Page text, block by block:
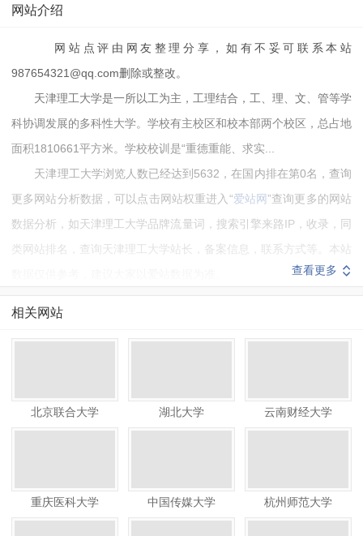
网站介绍
网站点评由网友整理分享，如有不妥可联系本站
987654321@qq.com删除或整改。
天津理工大学是一所以工为主，工理结合，工、理、文、管等学
科协调发展的多科性大学。学校有主校区和校本部两个校区，总占地
面积1810661平方米。学校校训是“重德重能、求实...
天津理工大学浏览人数已经达到5632，在国内排在第0名，查询
更多网站分析数据，可以点击网站权重进入“爱站网”查询更多的网站
数据分析，如天津理工大学品牌流量词，搜索引擎来路IP，收录，同
类网站排名，查询天津理工大学站长，备案信息，联系方式等。本站
查看更多
相关网站
北京联合大学 湖北大学 云南财经大学
重庆医科大学 中国传媒大学 杭州师范大学